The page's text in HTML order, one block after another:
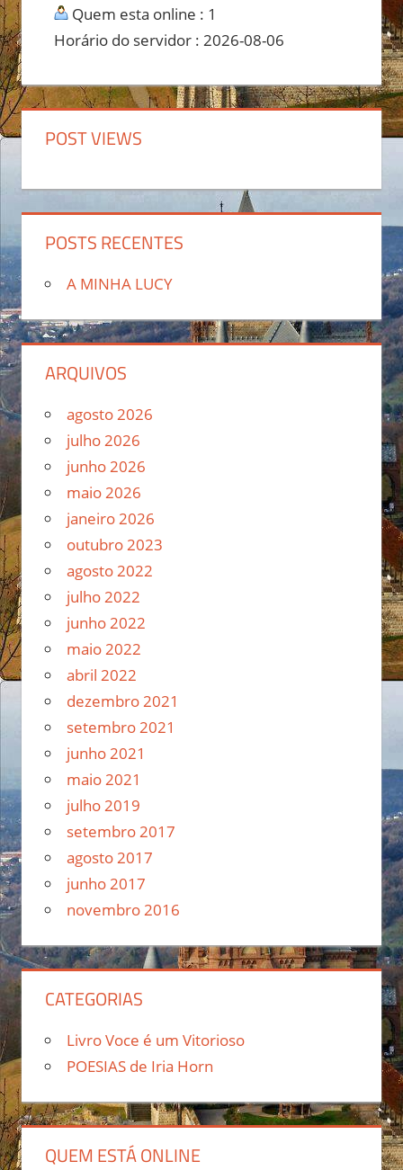
Quem esta online : 1
Horário do servidor : 2026-08-06
POST VIEWS
POSTS RECENTES
A MINHA LUCY
ARQUIVOS
agosto 2026
julho 2026
junho 2026
maio 2026
janeiro 2026
outubro 2023
agosto 2022
julho 2022
junho 2022
maio 2022
abril 2022
dezembro 2021
setembro 2021
junho 2021
maio 2021
julho 2019
setembro 2017
agosto 2017
junho 2017
novembro 2016
CATEGORIAS
Livro Voce é um Vitorioso
POESIAS de Iria Horn
QUEM ESTÁ ONLINE